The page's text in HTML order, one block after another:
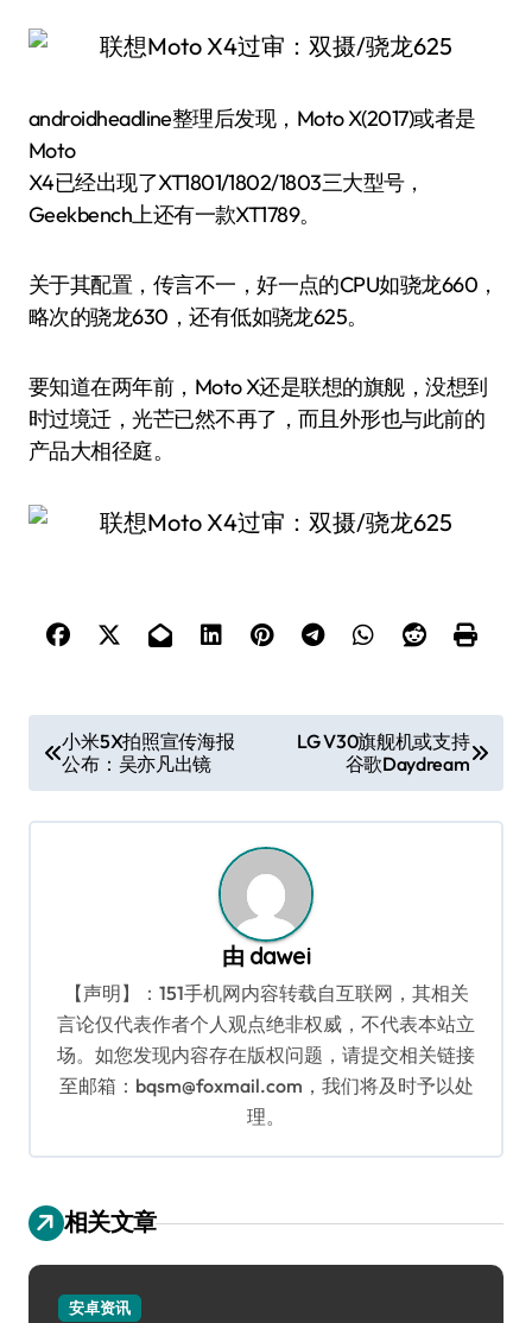
androidheadline整理后发现，Moto X(2017)或者是
Moto
X4已经出现了XT1801/1802/1803三大型号，
Geekbench上还有一款XT1789。
关于其配置，传言不一，好一点的CPU如骁龙660，
略次的骁龙630，还有低如骁龙625。
要知道在两年前，Moto X还是联想的旗舰，没想到
时过境迁，光芒已然不再了，而且外形也与此前的
产品大相径庭。
章
导
小米5X拍照宣传海报
公布：吴亦凡出镜
LG V30旗舰机或支持
谷歌Daydream
由 dawei
【声明】：151手机网内容转载自互联网，其相关
言论仅代表作者个人观点绝非权威，不代表本站立
场。如您发现内容存在版权问题，请提交相关链接
至邮箱：bqsm@foxmail.com，我们将及时予以处
理。
相关文章
安卓资讯